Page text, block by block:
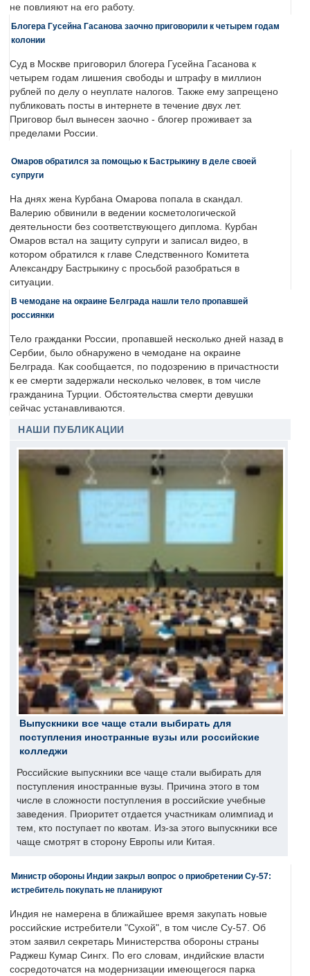
не повлияют на его работу.
Блогера Гусейна Гасанова заочно приговорили к четырем годам
колонии
Суд в Москве приговорил блогера Гусейна Гасанова к
четырем годам лишения свободы и штрафу в миллион
рублей по делу о неуплате налогов. Также ему запрещено
публиковать посты в интернете в течение двух лет.
Приговор был вынесен заочно - блогер проживает за
пределами России.
Омаров обратился за помощью к Бастрыкину в деле своей
супруги
На днях жена Курбана Омарова попала в скандал.
Валерию обвинили в ведении косметологической
деятельности без соответствующего диплома. Курбан
Омаров встал на защиту супруги и записал видео, в
котором обратился к главе Следственного Комитета
Александру Бастрыкину с просьбой разобраться в
ситуации.
В чемодане на окраине Белграда нашли тело пропавшей
россиянки
Тело гражданки России, пропавшей несколько дней назад в
Сербии, было обнаружено в чемодане на окраине
Белграда. Как сообщается, по подозрению в причастности
к ее смерти задержали несколько человек, в том числе
гражданина Турции. Обстоятельства смерти девушки
сейчас устанавливаются.
НАШИ ПУБЛИКАЦИИ
Выпускники все чаще стали выбирать для
поступления иностранные вузы или российские
колледжи
Российские выпускники все чаще стали выбирать для
поступления иностранные вузы. Причина этого в том
числе в сложности поступления в российские учебные
заведения. Приоритет отдается участникам олимпиад и
тем, кто поступает по квотам. Из-за этого выпускники все
чаще смотрят в сторону Европы или Китая.
Министр обороны Индии закрыл вопрос о приобретении Су-57:
истребитель покупать не планируют
Индия не намерена в ближайшее время закупать новые
российские истребители "Сухой", в том числе Су-57. Об
этом заявил секретарь Министерства обороны страны
Раджеш Кумар Сингх. По его словам, индийские власти
сосредоточатся на модернизации имеющегося парка